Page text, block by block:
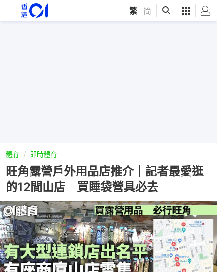
繁 简
體育 即時體育
旺角露營戶外用品店推介｜記者最愛逛
的12間山店 買睡袋營具必去